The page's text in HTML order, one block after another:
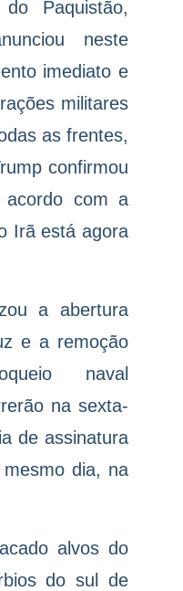
Paquistão,
neste
imediato e
militares
as frentes,
confirmou
acordo com a
Irã está agora
a abertura
e a remoção
naval
na sexta-
de assinatura
dia, na
alvos do
do sul de